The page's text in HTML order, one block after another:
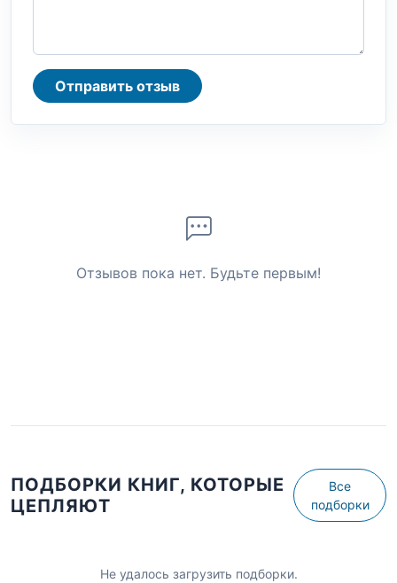
Отправить отзыв
Отзывов пока нет. Будьте первым!
ПОДБОРКИ КНИГ, КОТОРЫЕ
ЦЕПЛЯЮТ
Все
подборки
Не удалось загрузить подборки.